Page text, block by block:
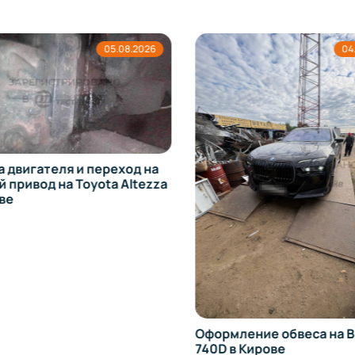
05.08.2026
двигателя и переход на
привод на Toyota Altezza
Оформление обвеса на
740D в Кирове